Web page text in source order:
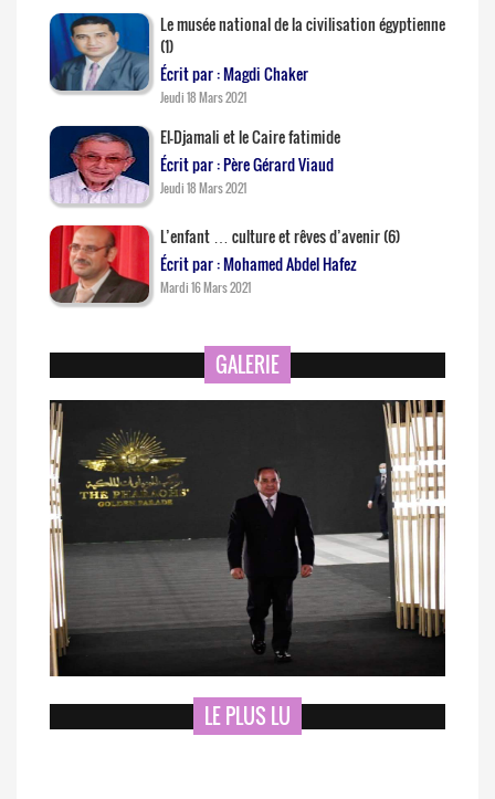
Le musée national de la civilisation égyptienne
(1)
Écrit par : Magdi Chaker
Jeudi 18 Mars 2021
El-Djamali et le Caire fatimide
Écrit par : Père Gérard Viaud
Jeudi 18 Mars 2021
L’enfant … culture et rêves d’avenir (6)
Écrit par : Mohamed Abdel Hafez
Mardi 16 Mars 2021
GALERIE
LE PLUS LU